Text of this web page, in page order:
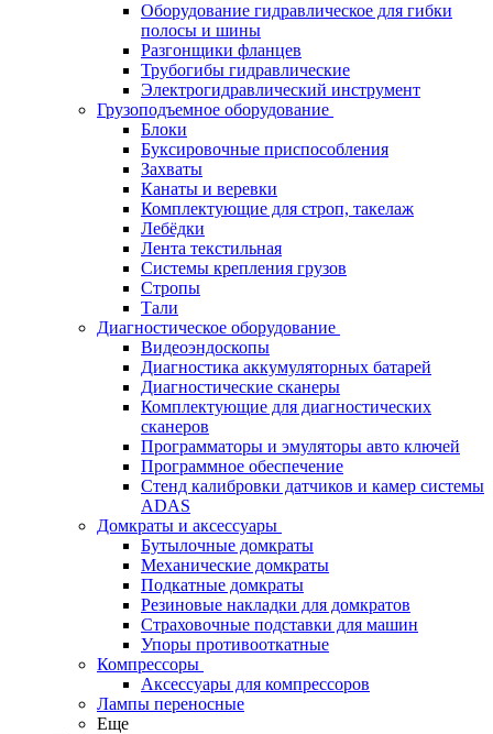
Оборудование гидравлическое для гибки
полосы и шины
Разгонщики фланцев
Трубогибы гидравлические
Электрогидравлический инструмент
Грузоподъемное оборудование
Блоки
Буксировочные приспособления
Захваты
Канаты и веревки
Комплектующие для строп, такелаж
Лебёдки
Лента текстильная
Системы крепления грузов
Стропы
Тали
Диагностическое оборудование
Видеоэндоскопы
Диагностика аккумуляторных батарей
Диагностические сканеры
Комплектующие для диагностических
сканеров
Программаторы и эмуляторы авто ключей
Программное обеспечение
Стенд калибровки датчиков и камер системы
ADAS
Домкраты и аксессуары
Бутылочные домкраты
Механические домкраты
Подкатные домкраты
Резиновые накладки для домкратов
Страховочные подставки для машин
Упоры противооткатные
Компрессоры
Аксессуары для компрессоров
Лампы переносные
Еще